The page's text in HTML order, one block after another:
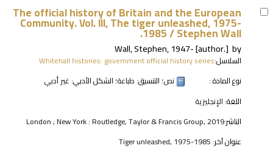
The official history of Britain and the European
Community. Vol. III, The tiger unleashed, 1975-
1985 /Stephen Wall.
by
Wall, Stephen, 1947-[author.]
السلاسل:Whitehall histories: government official history series
نوع المادة :
نص؛ التنسيق: طباعة؛ الشكل الأدبي: غير أدبي
اللغة: الإنجليزية
الناشر:London ; New York : Routledge, Taylor & Francis Group, 2019
عنوان آخر: Tiger unleashed, 1975-1985